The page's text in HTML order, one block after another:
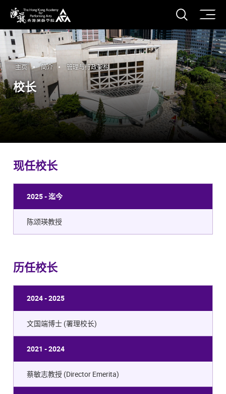
香港演艺学院
打开
主页 简介 管理与行政架构
校长
现任校长
2025 - 迄今
陈颂瑛教授
历任校长
2024 - 2025
文国端博士 (署理校长)
2021 - 2024
蔡敏志教授 (Director Emerita)